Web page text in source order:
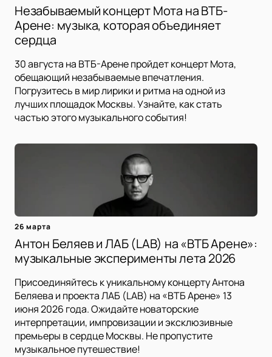
Незабываемый концерт Мота на ВТБ-
Арене: музыка, которая объединяет
сердца
30 августа на ВТБ-Арене пройдет концерт Мота,
обещающий незабываемые впечатления.
Погрузитесь в мир лирики и ритма на одной из
лучших площадок Москвы. Узнайте, как стать
частью этого музыкального события!
26 марта
Антон Беляев и ЛАБ (LAB) на «ВТБ Арене»:
музыкальные эксперименты лета 2026
Присоединяйтесь к уникальному концерту Антона
Беляева и проекта ЛАБ (LAB) на «ВТБ Арене» 13
июня 2026 года. Ожидайте новаторские
интерпретации, импровизации и эксклюзивные
премьеры в сердце Москвы. Не пропустите
музыкальное путешествие!